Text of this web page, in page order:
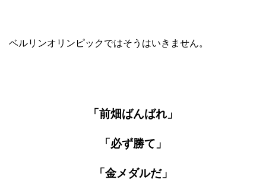
ベルリンオリンピックではそうはいきません。
「前畑ばんばれ」
「必ず勝て」
「金メダルだ」